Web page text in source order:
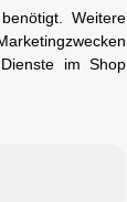
am
Weitere
im Shop